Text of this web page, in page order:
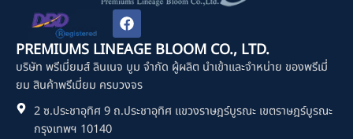
F
a
c
e
b
o
k
PREMIUMS LINEAGE BLOOM CO., LTD.
บริษัท พรีเมี่ยมส์ ลินเนจ บูม จำกัด ผู้ผลิต นำเข้าและจำหน่าย ของพรีเมี่
ยม สินค้าพรีเมี่ยม ครบวงจร
2 ซ.ประชาอุทิศ 9 ถ.ประชาอุทิศ แขวงราษฎร์บูรณะ เขตราษฎร์บูรณะ
กรุงเทพฯ 10140